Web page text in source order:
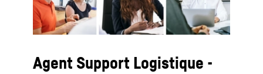
Agent Support Logistique -